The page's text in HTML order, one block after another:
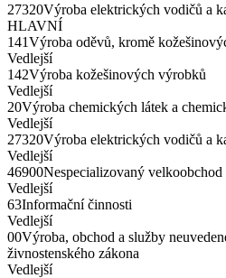
27320Výroba elektrických vodičů a
HLAVNÍ
141Výroba oděvů, kromě
Vedlejší
142Výroba kožešinových výrobků
Vedlejší
20Výroba chemických látek a
Vedlejší
27320Výroba elektrických vodičů a
Vedlejší
46900Nespecializovaný velkoobchod
Vedlejší
63Informační činnosti
Vedlejší
00Výroba, obchod a služby
živnostenského zákona
Vedlejší